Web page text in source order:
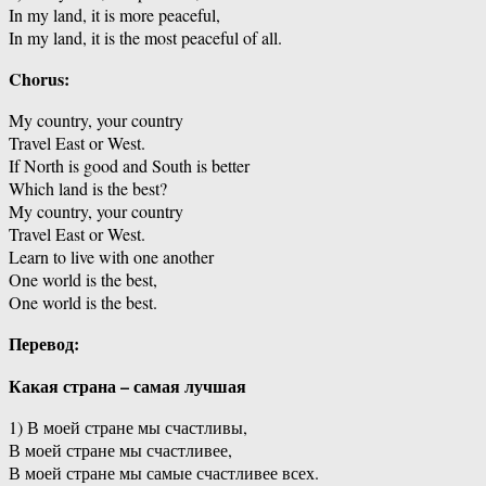
In my land, it is more peaceful,
In my land, it is the most peaceful of all.
Chorus:
My country, your country
Travel East or West.
If North is good and South is better
Which land is the best?
My country, your country
Travel East or West.
Learn to live with one another
One world is the best,
One world is the best.
Перевод:
Какая страна – самая лучшая
1) В моей стране мы счастливы,
В моей стране мы счастливее,
В моей стране мы самые счастливее всех.